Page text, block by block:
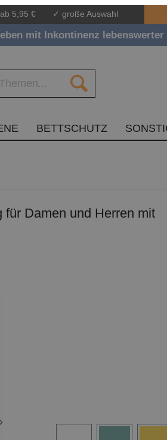
5,95 € ✓ große Auswahl
mit Inkontinenz lebenswerter
BETTSCHUTZ
für Damen und Herren mit